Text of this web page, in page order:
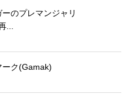
のプレマンジャリ
...
ーク(Gamak)